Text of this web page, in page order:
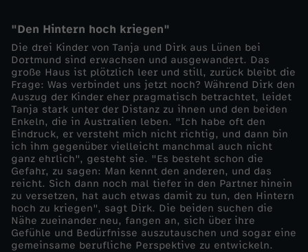
s
e
r
e
E
h
e
"Den Hintern hoch kriegen"
Die drei Kinder von Tanja und Dirk aus Lünen bei
Dortmund sind erwachsen und ausgewandert. Das
große Haus ist plötzlich leer und still, zurück bleibt die
Frage: Was verbindet uns jetzt noch? Während Dirk den
Auszug der Kinder eher pragmatisch betrachtet, leidet
Tanja stark unter der Distanz zu ihnen und den beiden
Enkeln, die in Australien leben. "Ich habe oft den
Eindruck, er versteht mich nicht richtig, und dann bin
ich ihm gegenüber vielleicht manchmal auch nicht
ganz ehrlich", gesteht sie. "Es besteht schon die
Gefahr, zu sagen: Man kennt den anderen, und das
reicht. Sich dann noch mal tiefer in den Partner hinein
zu versetzen, hat auch etwas damit zu tun, den Hintern
hoch zu kriegen", sagt Dirk. Die beiden suchen die
Nähe zueinander neu, fangen an, sich über ihre
Gefühle und Bedürfnisse auszutauschen und sogar eine
gemeinsame berufliche Perspektive zu entwickeln.